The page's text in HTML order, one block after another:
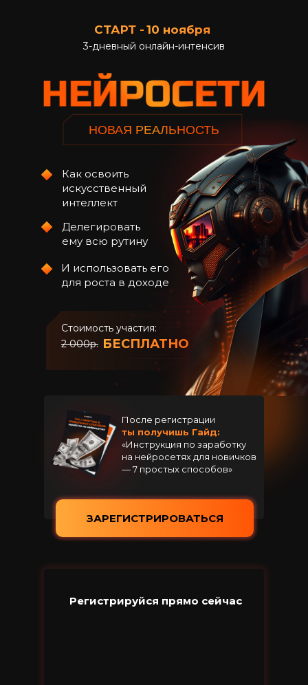
НОВАЯ РЕАЛЬНОСТЬ
3-дневный онлайн-интенсив
Регистрируйся прямо сейчас
ЗАРЕГИСТРИРОВАТЬСЯ
СТАРТ - 10 ноября
БЕСПЛАТНО
Как освоить
искусственный
интеллект
Делегировать
ему всю рутину
И использовать его
для роста в доходе
Стоимость участия:
2 000р.
После регистрации
ты получишь Гайд:
«Инструкция по заработку
на нейросетях для новичков
— 7 простых способов»